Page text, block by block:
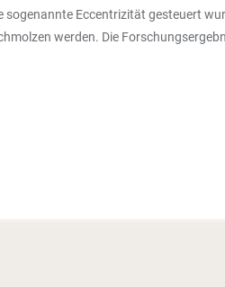
Eccentrizität gesteuert
werden. Die